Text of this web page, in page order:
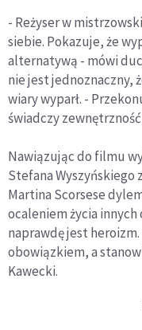
- Reżyser w
siebie. Pokazuje, że
alternatywą - mówi
nie jest jednoznaczny,
wiary wyparł. -
świadczy
Nawiązując do filmu
Stefana Wyszyńskiego
Martina Scorsese
ocaleniem życia
naprawdę jest
obowiązkiem, a
Kawecki.